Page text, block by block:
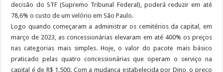
decisão do STF (Supremo Tribunal Federal), poderá reduzir em até
78,6% o custo de um velório em São Paulo.
Logo quando começaram a administrar os cemitérios da capital, em
março de 2023, as concessionárias elevaram em até 400% os preços
nas categorias mais simples. Hoje, o valor do pacote mais básico
praticado pelas quatro concessionárias que operam o serviço na
capital é de R$ 1.500. Com a mudança estabelecida por Dino, o preço